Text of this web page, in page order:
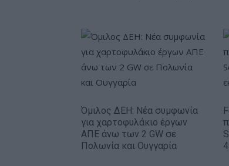
Όμιλος ΔΕΗ: Νέα συμφωνία
για χαρτοφυλάκιο έργων
ΑΠΕ άνω των 2 GW σε
Πολωνία και Ουγγαρία